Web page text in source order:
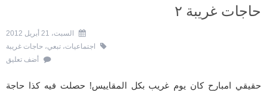
حاجات غريبة ٢
السبت، 21 أبريل 2012
اجتماعيات، تبعي، حاجات غريبة
أضف تعليق
حقيقي امبارح كان يوم غريب بكل المقاييس! حصلت فيه كذا حاجة